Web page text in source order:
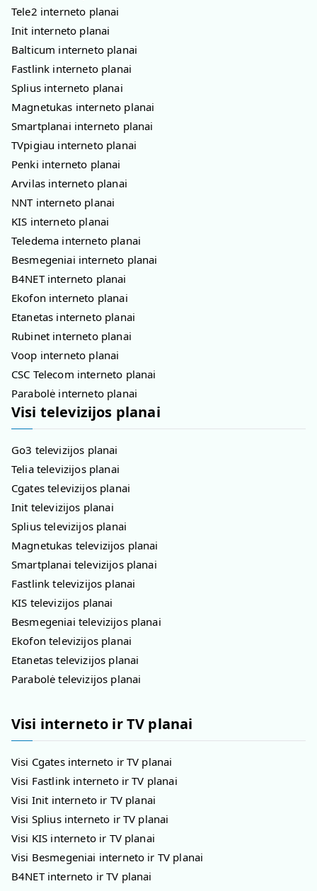
Tele2 interneto planai
Init interneto planai
Balticum interneto planai
Fastlink interneto planai
Splius interneto planai
Magnetukas interneto planai
Smartplanai interneto planai
TVpigiau interneto planai
Penki interneto planai
Arvilas interneto planai
NNT interneto planai
KIS interneto planai
Teledema interneto planai
Besmegeniai interneto planai
B4NET interneto planai
Ekofon interneto planai
Etanetas interneto planai
Rubinet interneto planai
Voop interneto planai
CSC Telecom interneto planai
Parabolė interneto planai
Visi televizijos planai
Go3 televizijos planai
Telia televizijos planai
Cgates televizijos planai
Init televizijos planai
Splius televizijos planai
Magnetukas televizijos planai
Smartplanai televizijos planai
Fastlink televizijos planai
KIS televizijos planai
Besmegeniai televizijos planai
Ekofon televizijos planai
Etanetas televizijos planai
Parabolė televizijos planai
Visi interneto ir TV planai
Visi Cgates interneto ir TV planai
Visi Fastlink interneto ir TV planai
Visi Init interneto ir TV planai
Visi Splius interneto ir TV planai
Visi KIS interneto ir TV planai
Visi Besmegeniai interneto ir TV planai
B4NET interneto ir TV planai